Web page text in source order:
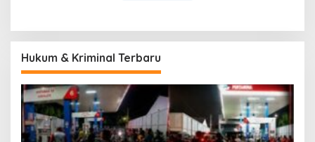
Hukum & Kriminal Terbaru